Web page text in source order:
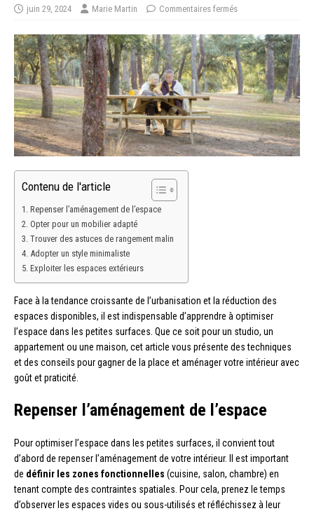
juin 29, 2024 Marie Martin Commentaires fermés
Contenu de l'article
Repenser l’aménagement de l’espace
Opter pour un mobilier adapté
Trouver des astuces de rangement malin
Adopter un style minimaliste
Exploiter les espaces extérieurs
Face à la tendance croissante de l’urbanisation et la réduction des
espaces disponibles, il est indispensable d’apprendre à optimiser
l’espace dans les petites surfaces. Que ce soit pour un studio, un
appartement ou une maison, cet article vous présente des techniques
et des conseils pour gagner de la place et aménager votre intérieur avec
goût et praticité.
Repenser l’aménagement de l’espace
Pour optimiser l’espace dans les petites surfaces, il convient tout
d’abord de repenser l’aménagement de votre intérieur. Il est important
de définir les zones fonctionnelles (cuisine, salon, chambre) en
tenant compte des contraintes spatiales. Pour cela, prenez le temps
d’observer les espaces vides ou sous-utilisés et réfléchissez à leur